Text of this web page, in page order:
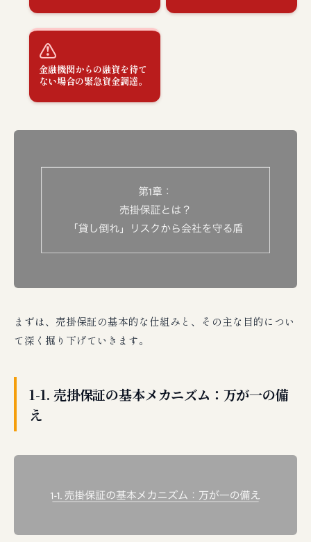
⚠
金融機関からの融資を待て
ない場合の緊急資金調達。
まずは、売掛保証の基本的な仕組みと、その主な目的につい
て深く掘り下げていきます。
1-1. 売掛保証の基本メカニズム：万が一の備
え